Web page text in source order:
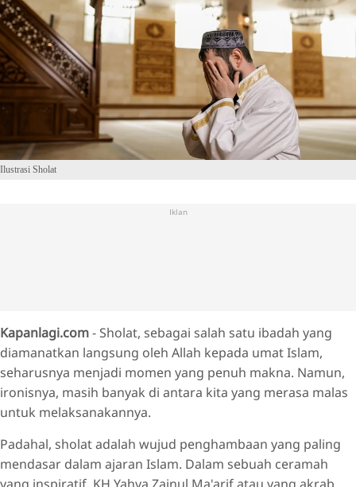
Ilustrasi Sholat
Iklan
Kapanlagi.com- Sholat, sebagai salah satu ibadah yang
diamanatkan langsung oleh Allah kepada umat Islam,
seharusnya menjadi momen yang penuh makna. Namun,
ironisnya, masih banyak di antara kita yang merasa malas
untuk melaksanakannya.
Padahal, sholat adalah wujud penghambaan yang paling
mendasar dalam ajaran Islam. Dalam sebuah ceramah